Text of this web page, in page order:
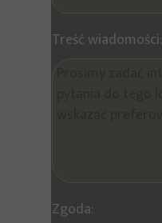
Treść wiadomości:
Zgoda: